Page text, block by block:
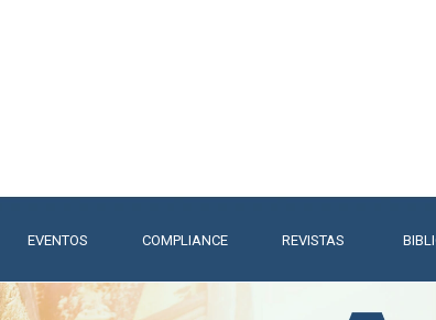
Pular menu
▼
EVENTOS ▼
COMPLIANCE ▼
REVISTAS